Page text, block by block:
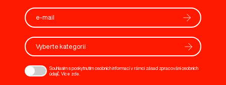
Vyberte kategorii
Souhlasím s poskytnutím osobních informací v rámci zásad zpracování osobních
údajů. Více zde